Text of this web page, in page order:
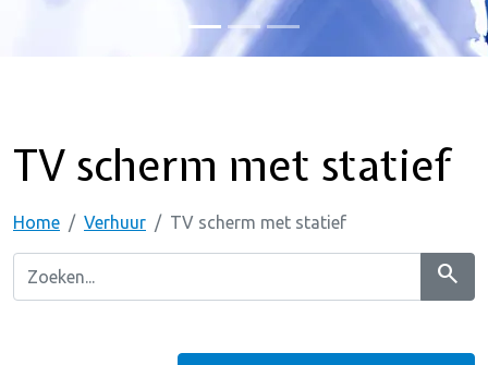
TV scherm met statief
Home Verhuur TV scherm met statief
search